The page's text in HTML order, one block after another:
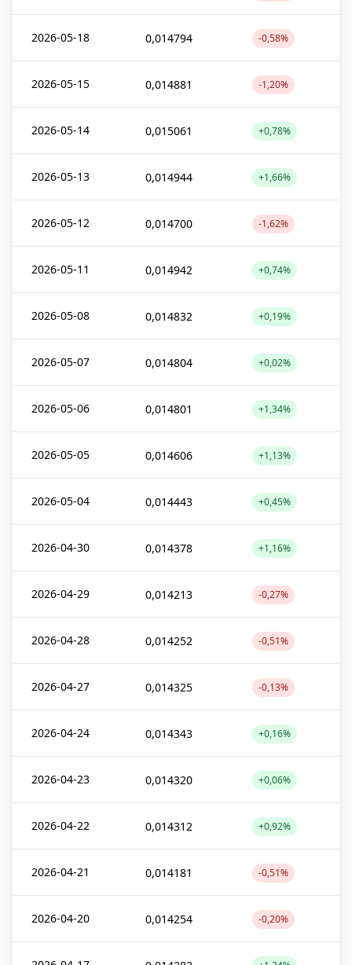
2026-05-18 0,014794 -0,58%
2026-05-15 0,014881 -1,20%
2026-05-14 0,015061 +0,78%
2026-05-13 0,014944 +1,66%
2026-05-12 0,014700 -1,62%
2026-05-11 0,014942 +0,74%
2026-05-08 0,014832 +0,19%
2026-05-07 0,014804 +0,02%
2026-05-06 0,014801 +1,34%
2026-05-05 0,014606 +1,13%
2026-05-04 0,014443 +0,45%
2026-04-30 0,014378 +1,16%
2026-04-29 0,014213 -0,27%
2026-04-28 0,014252 -0,51%
2026-04-27 0,014325 -0,13%
2026-04-24 0,014343 +0,16%
2026-04-23 0,014320 +0,06%
2026-04-22 0,014312 +0,92%
2026-04-21 0,014181 -0,51%
2026-04-20 0,014254 -0,20%